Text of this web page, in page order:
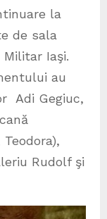
la
de sala
Iaşi.
au
Adi Gegiuc,
Rudolf şi